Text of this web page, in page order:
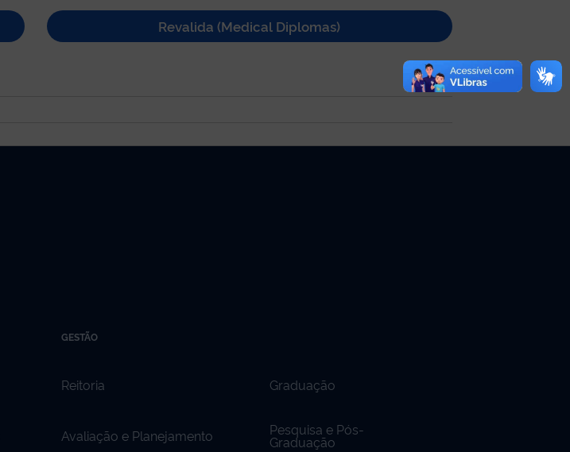
Revalida (Medical Diplomas)
GESTÃO
Reitoria
Avaliação e Planejamento
Graduação
Pesquisa e Pós-
Graduação